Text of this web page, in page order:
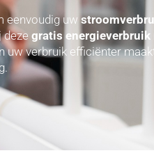
eenvoudig uw
deze gratis energieverbruik
verbruik efficiënter